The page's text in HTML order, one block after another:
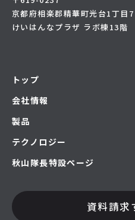
京都府相楽郡精華町光台1丁目7
けいはんなプラザ ラボ棟13階
トップ
会社情報
製品
テクノロジー
秋山隊長特設ページ
資料請求